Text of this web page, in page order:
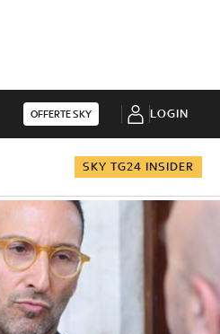
OFFERTE SKY LOGIN
SKY TG24 INSIDER